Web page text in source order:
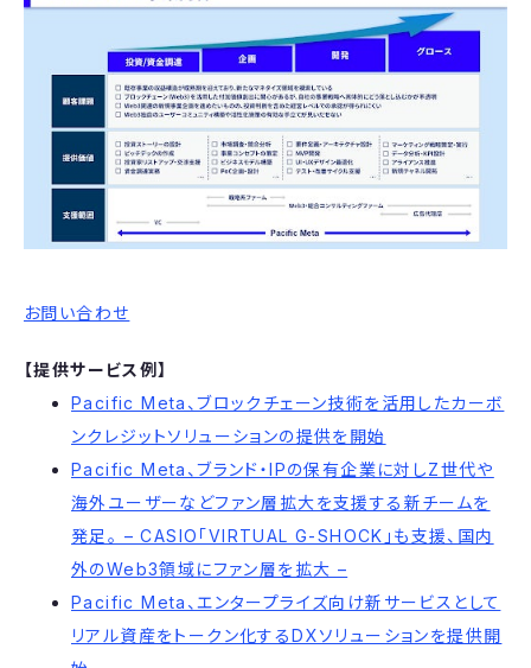
お問い合わせ
【提供サービス例】
Pacific Meta、ブロックチェーン技術を活用したカーボ
ンクレジットソリューションの提供を開始
Pacific Meta、ブランド・IPの保有企業に対しZ世代や
海外ユーザーなどファン層拡大を支援する新チームを
発足。 – CASIO「VIRTUAL G-SHOCK」も支援、国内
外のWeb3領域にファン層を拡大 –
Pacific Meta、エンタープライズ向け新サービスとして
リアル資産をトークン化するDXソリューションを提供開